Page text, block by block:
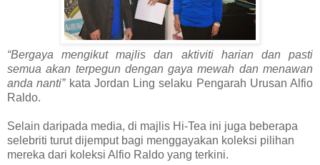
“Bergaya mengikut majlis dan aktiviti harian dan pasti
semua akan terpegun dengan gaya mewah dan menawan
anda nanti” kata Jordan Ling selaku Pengarah Urusan Alfio
Raldo.
Selain daripada media, di majlis Hi-Tea ini juga beberapa
selebriti turut dijemput bagi menggayakan koleksi pilihan
mereka dari koleksi Alfio Raldo yang terkini.